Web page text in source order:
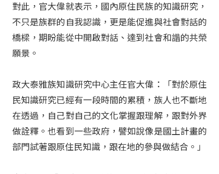
對此，官大偉就表示，國內原住民族的知識研究，
不只是族群的自我認識，更是能促進與社會對話的
橋樑，期盼能從中開啟對話、達到社會和諧的共榮
願景。
政大泰雅族知識研究中心主任官大偉：「對於原住
民知識研究已經有一段時間的累積，族人也不斷地
在透過，自己對自己的文化掌握跟理解，跟對外界
做詮釋。也看到一些政府，譬如說像是國土計畫的
部門試著跟原住民知識，跟在地的參與做結合。」